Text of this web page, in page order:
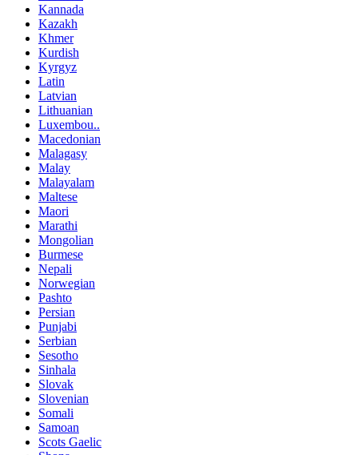
Kannada
Kazakh
Khmer
Kurdish
Kyrgyz
Latin
Latvian
Lithuanian
Luxembou..
Macedonian
Malagasy
Malay
Malayalam
Maltese
Maori
Marathi
Mongolian
Burmese
Nepali
Norwegian
Pashto
Persian
Punjabi
Serbian
Sesotho
Sinhala
Slovak
Slovenian
Somali
Samoan
Scots Gaelic